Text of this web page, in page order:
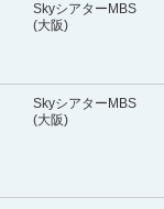
SkyシアターMBS
(大阪)
SkyシアターMBS
(大阪)